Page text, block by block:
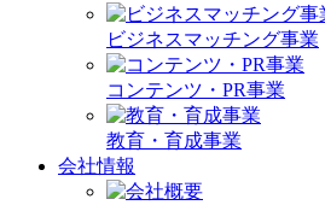
ビジネスマッチング事業
コンテンツ・PR事業
教育・育成事業
会社情報